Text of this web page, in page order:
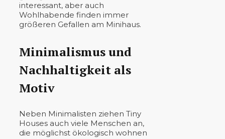
interessant, aber auch
Wohlhabende finden immer
größeren Gefallen am Minihaus.
Minimalismus und
Nachhaltigkeit als
Motiv
Neben Minimalisten ziehen Tiny
Houses auch viele Menschen an,
die möglichst ökologisch wohnen